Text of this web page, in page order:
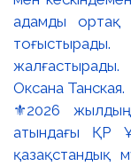
⚜️2026
атындағы ҚР
қазақстандық